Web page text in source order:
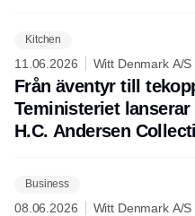
Kitchen
11.06.2026 Witt Denmark A/S
Från äventyr till
Teministeriet
H.C. Andersen
Business
08.06.2026 Witt Denmark A/S